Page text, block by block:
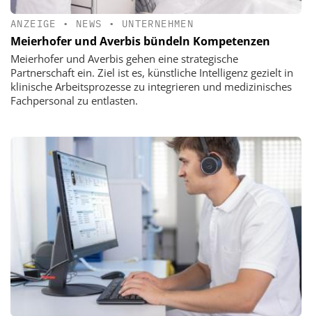
ANZEIGE • NEWS • UNTERNEHMEN
Meierhofer und Averbis bündeln Kompetenzen
Meierhofer und Averbis gehen eine strategische
Partnerschaft ein. Ziel ist es, künstliche Intelligenz gezielt in
klinische Arbeitsprozesse zu integrieren und medizinisches
Fachpersonal zu entlasten.